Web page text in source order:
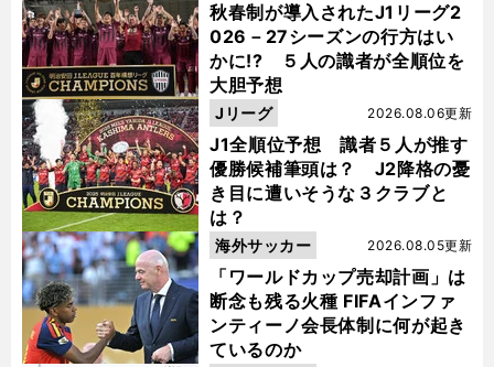
秋春制が導入されたJ1リーグ2
026－27シーズンの行方はい
かに!? ５人の識者が全順位を
大胆予想
J1全順位予想 識者５人が推す
優勝候補筆頭は？ J2降格の憂
き目に遭いそうな３クラブと
は？
2026.08.06更新
Jリーグ
「ワールドカップ売却計画」は
断念も残る火種 FIFAインファ
ンティーノ会長体制に何が起き
ているのか
2026.08.05更新
海外サッカー